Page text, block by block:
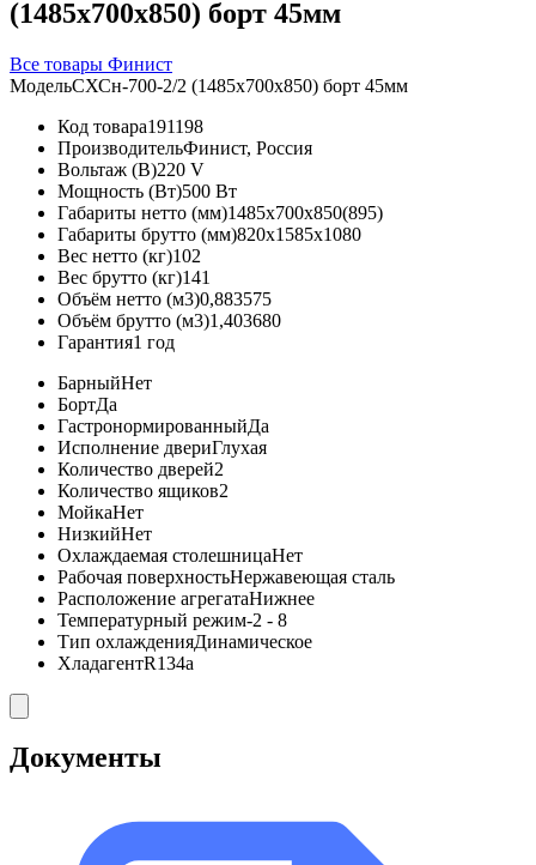
(1485х700х850) борт 45мм
Все товары Финист
МодельСХСн-700-2/2 (1485х700х850) борт 45мм
Код товара191198
ПроизводительФинист, Россия
Вольтаж (В)220 V
Мощность (Вт)500 Вт
Габариты нетто (мм)1485x700x850(895)
Габариты брутто (мм)820x1585x1080
Вес нетто (кг)102
Вес брутто (кг)141
Объём нетто (м3)0,883575
Объём брутто (м3)1,403680
Гарантия1 год
БарныйНет
БортДа
ГастронормированныйДа
Исполнение двериГлухая
Количество дверей2
Количество ящиков2
МойкаНет
НизкийНет
Охлаждаемая столешницаНет
Рабочая поверхностьНержавеющая сталь
Расположение агрегатаНижнее
Температурный режим-2 - 8
Тип охлажденияДинамическое
ХладагентR134a
Документы